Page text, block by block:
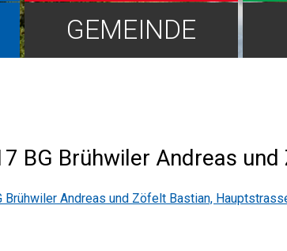
GEMEINDE
BG Brühwiler Andreas
Brühwiler Andreas und Zöfelt Bastian,